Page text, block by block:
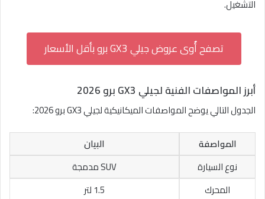
التشغيل.
تصفح أٌوى عروض جيلي GX3 برو بأقل الأسعار
أبرز المواصفات الفنية لجيلي GX3 برو 2026
الجدول التالي يوضح المواصفات الميكانيكية لجيلي GX3 برو 2026:
المواصفة
البيان
نوع السيارة
SUV مدمجة
المحرك
1.5 لتر